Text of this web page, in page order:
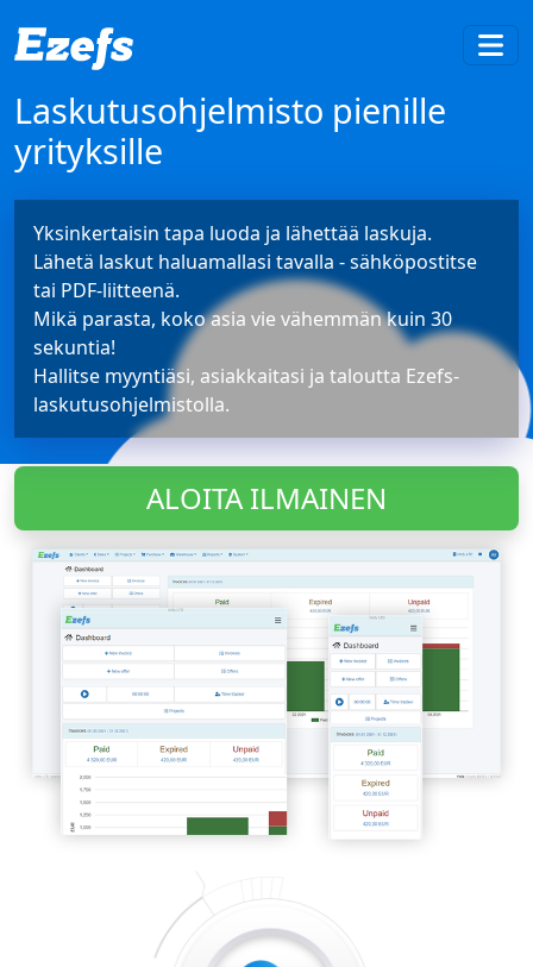
Laskutusohjelmisto pienille
yrityksille
Yksinkertaisin tapa luoda ja lähettää laskuja.
Lähetä laskut haluamallasi tavalla - sähköpostitse
tai PDF-liitteenä.
Mikä parasta, koko asia vie vähemmän kuin 30
sekuntia!
Hallitse myyntiäsi, asiakkaitasi ja taloutta Ezefs-
laskutusohjelmistolla.
ALOITA ILMAINEN